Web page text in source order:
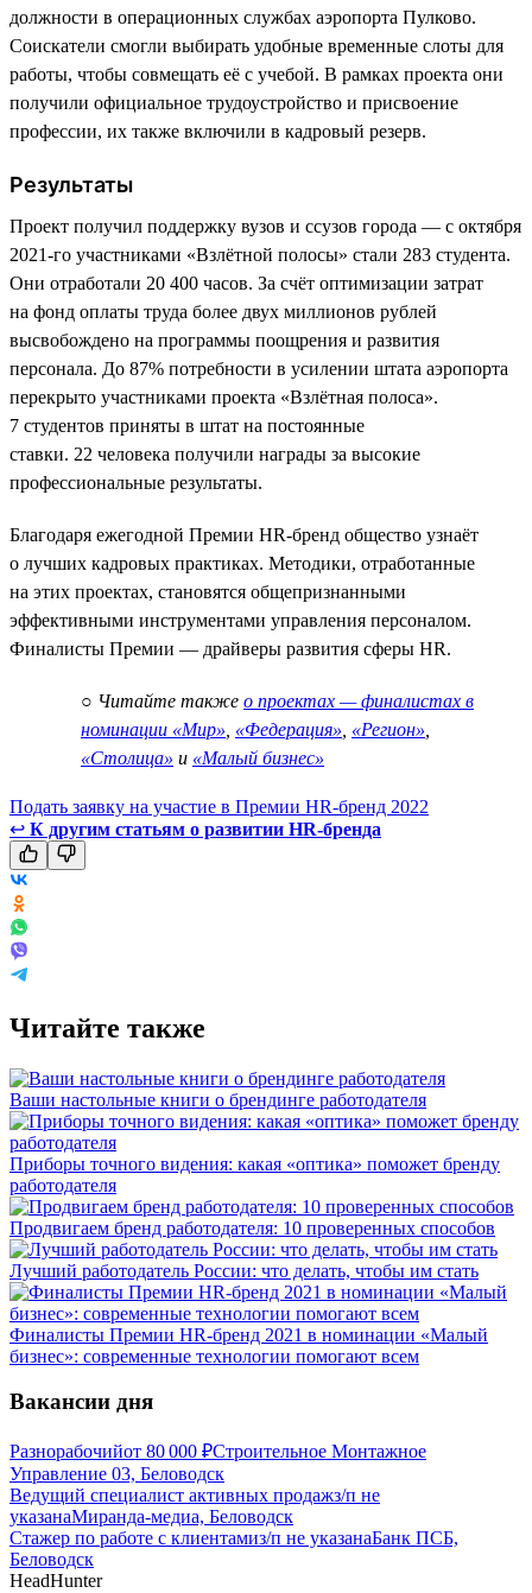
должности в операционных службах аэропорта Пулково.
Соискатели смогли выбирать удобные временные слоты для
работы, чтобы совмещать её с учебой. В рамках проекта они
получили официальное трудоустройство и присвоение
профессии, их также включили в кадровый резерв.
Результаты
Проект получил поддержку вузов и ссузов города — с октября
2021-го участниками «Взлётной полосы» стали 283 студента.
Они отработали 20 400 часов. За счёт оптимизации затрат
на фонд оплаты труда более двух миллионов рублей
высвобождено на программы поощрения и развития
персонала. До 87% потребности в усилении штата аэропорта
перекрыто участниками проекта «Взлётная полоса».
7 студентов приняты в штат на постоянные
ставки. 22 человека получили награды за высокие
профессиональные результаты.
Благодаря ежегодной Премии HR-бренд общество узнаёт
о лучших кадровых практиках. Методики, отработанные
на этих проектах, становятся общепризнанными
эффективными инструментами управления персоналом.
Финалисты Премии — драйверы развития сферы HR.
○ Читайте также о проектах — финалистах в
номинации «Мир» «Федерация» «Регион»
«Столица» и «Малый бизнес»
Подать заявку на участие в Премии HR-бренд 2022
↩ К другим статьям о развитии HR-бренда
Читайте также
Ваши настольные книги о брендинге работодателя
Приборы точного видения: какая «оптика» поможет бренду
работодателя
Продвигаем бренд работодателя: 10 проверенных способов
Лучший работодатель России: что делать, чтобы им стать
Финалисты Премии HR-бренд 2021 в номинации «Малый
бизнес»: современные технологии помогают всем
Вакансии дня
Разнорабочийот 80 000 ₽Строительное Монтажное
Управление 03, Беловодск
Ведущий специалист активных продажз/п не
указанаМиранда-медиа, Беловодск
Стажер по работе с клиентамиз/п не указанаБанк ПСБ,
Беловодск
HeadHunter